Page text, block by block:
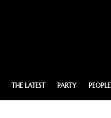
THE LATEST PARTY PEOPLE